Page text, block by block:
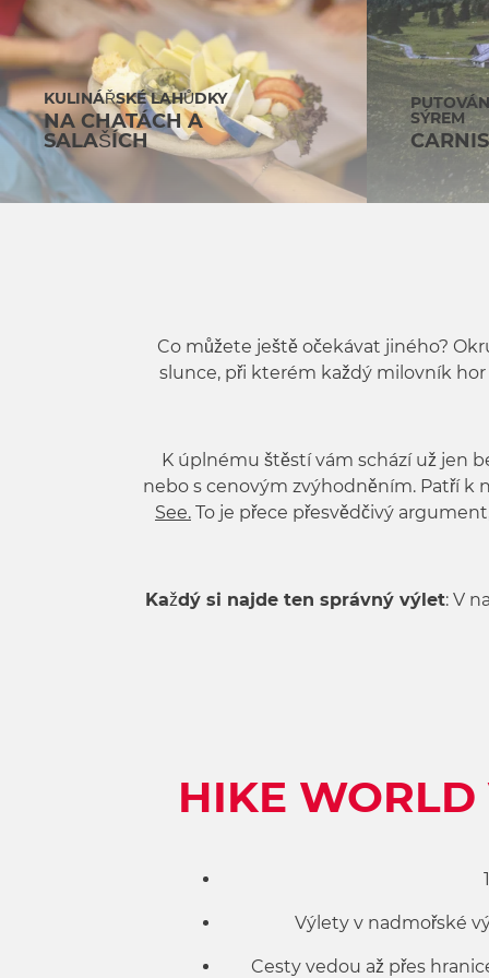
h
l
KULINÁŘSKÉ LAHŮDKY
NA CHATÁCH A
SALAŠÍCH
SÝREM
Co můžete ještě očekávat jiného?
slunce, při kterém každý milovník
K úplnému štěstí vám schází už jen
nebo s cenovým zvýhodněním. Patří k
See.To je přece přesvědčivý
Každý si najde ten správný výlet: V
HIKE WORLD
Výlety v nadmořské
Cesty vedou až přes